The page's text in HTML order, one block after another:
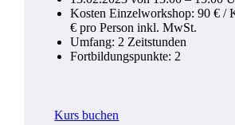
Kosten Einzelworkshop: 90 € /
€ pro Person inkl. MwSt.
Umfang: 2 Zeitstunden
Fortbildungspunkte: 2
Kurs buchen